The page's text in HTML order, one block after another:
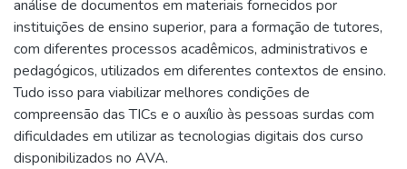
análise de documentos em materiais fornecidos por
instituições de ensino superior, para a formação de tutores,
com diferentes processos acadêmicos, administrativos e
pedagógicos, utilizados em diferentes contextos de ensino.
Tudo isso para viabilizar melhores condições de
compreensão das TICs e o auxílio às pessoas surdas com
dificuldades em utilizar as tecnologias digitais dos curso
disponibilizados no AVA.